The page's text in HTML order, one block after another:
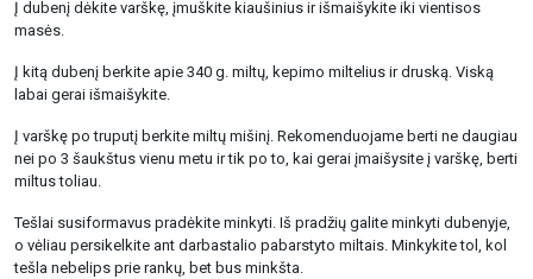
Į dubenį dėkite varškę, įmuškite kiaušinius ir išmaišykite iki vientisos
masės.
Į kitą dubenį berkite apie 340 g. miltų, kepimo miltelius ir druską. Viską
labai gerai išmaišykite.
Į varškę po truputį berkite miltų mišinį. Rekomenduojame berti ne daugiau
nei po 3 šaukštus vienu metu ir tik po to, kai gerai įmaišysite į varškę, berti
miltus toliau.
Tešlai susiformavus pradėkite minkyti. Iš pradžių galite minkyti dubenyje,
o vėliau persikelkite ant darbastalio pabarstyto miltais. Minkykite tol, kol
tešla nebelips prie rankų, bet bus minkšta.